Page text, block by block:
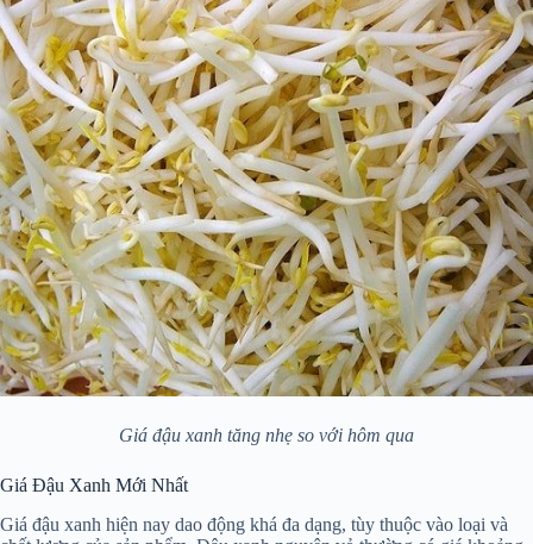
Giá đậu xanh tăng nhẹ so với hôm qua
Giá Đậu Xanh Mới Nhất
Giá đậu xanh hiện nay dao động khá đa dạng, tùy thuộc vào loại và